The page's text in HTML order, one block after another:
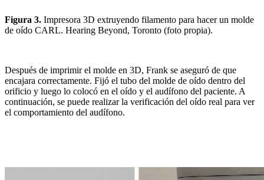
Figura 3. Impresora 3D extruyendo filamento para hacer un molde
de oído CARL. Hearing Beyond, Toronto (foto propia).
Después de imprimir el molde en 3D, Frank se aseguró de que
encajara correctamente. Fijó el tubo del molde de oído dentro del
orificio y luego lo colocó en el oído y el audífono del paciente. A
continuación, se puede realizar la verificación del oído real para ver
el comportamiento del audífono.